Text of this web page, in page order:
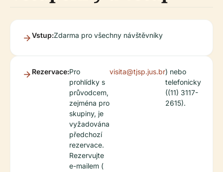
Vstup:Zdarma pro všechny návštěvníky
Rezervace:Pro
prohlídky s
průvodcem,
zejména pro
skupiny, je
vyžadována
předchozí
rezervace.
Rezervujte
e-mailem (
visita@tjsp.jus.br) nebo
telefonicky
((11) 3117-
2615).